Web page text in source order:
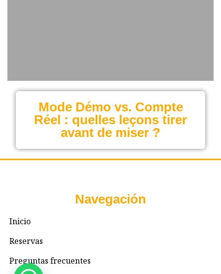
Mode Démo vs. Compte
Réel : quelles leçons tirer
avant de miser ?
Navegación
Inicio
Reservas
Preguntas frecuentes